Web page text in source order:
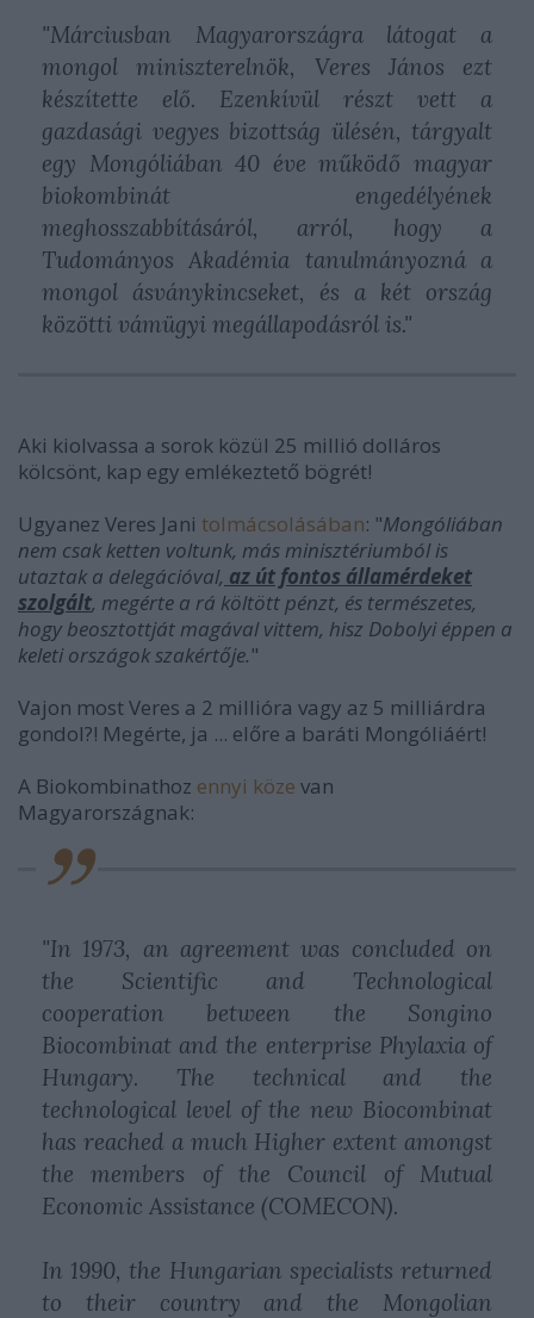
"Márciusban Magyarországra látogat a
mongol miniszterelnök, Veres János ezt
készítette elő. Ezenkívül részt vett a
gazdasági vegyes bizottság ülésén, tárgyalt
egy Mongóliában 40 éve működő magyar
biokombinát engedélyének
meghosszabbításáról, arról, hogy a
Tudományos Akadémia tanulmányozná a
mongol ásványkincseket, és a két ország
közötti vámügyi megállapodásról is."
Aki kiolvassa a sorok közül 25 millió dolláros
kölcsönt, kap egy emlékeztető bögrét!
Ugyanez Veres Jani tolmácsolásában: "Mongóliában
nem csak ketten voltunk, más minisztériumból is
utaztak a delegációval, az út fontos államérdeket
szolgált, megérte a rá költött pénzt, és természetes,
hogy beosztottját magával vittem, hisz Dobolyi éppen a
keleti országok szakértője."
Vajon most Veres a 2 millióra vagy az 5 milliárdra
gondol?! Megérte, ja ... előre a baráti Mongóliáért!
A Biokombinathoz ennyi köze van
Magyarországnak:
"In 1973, an agreement was concluded on
the Scientific and Technological
cooperation between the Songino
Biocombinat and the enterprise Phylaxia of
Hungary. The technical and the
technological level of the new Biocombinat
has reached a much Higher extent amongst
the members of the Council of Mutual
Economic Assistance (COMECON).
In 1990, the Hungarian specialists returned
to their country and the Mongolian